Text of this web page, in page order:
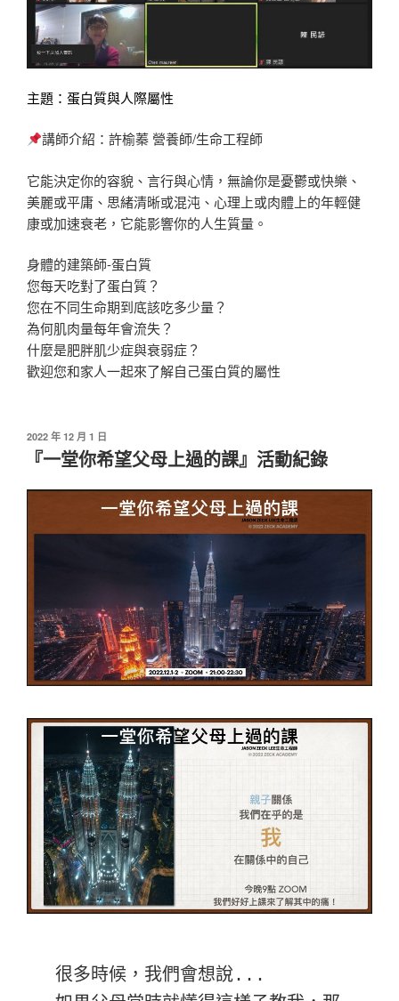
主題：蛋白質與人際屬性
講師介紹：許榆蓁 營養師/生命工程師
它能決定你的容貌、言行與心情，無論你是憂鬱或快樂、
美麗或平庸、思緒清晰或混沌、心理上或肉體上的年輕健
康或加速衰老，它能影響你的人生質量。
身體的建築師-蛋白質
您每天吃對了蛋白質？
您在不同生命期到底該吃多少量？
為何肌肉量每年會流失？
什麼是肥胖肌少症與衰弱症？
歡迎您和家人一起來了解自己蛋白質的屬性
發
2022 年 12 月 1 日
『一堂你希望父母上過的課』活動紀錄
很多時候，我們會想說...